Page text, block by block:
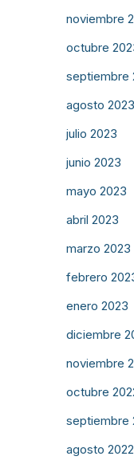
noviembre
octubre
septiembre
agosto 2023
julio 2023
junio 2023
mayo 2023
abril 2023
marzo 2023
febrero
enero 2023
diciembre
noviembre
octubre
septiembre
agosto 2022